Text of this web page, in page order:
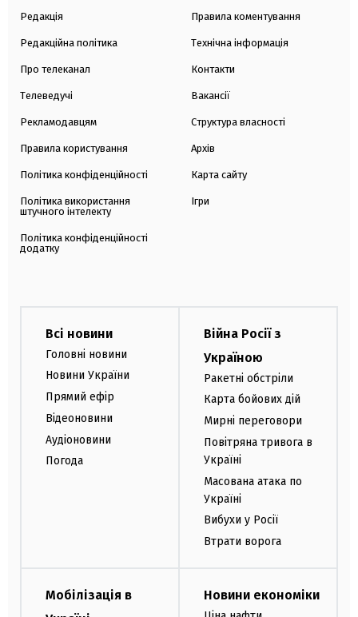
Редакція
Редакційна політика
Про телеканал
Телеведучі
Рекламодавцям
Правила користування
Політика конфіденційності
Політика використання
штучного інтелекту
Політика конфіденційності
додатку
Правила коментування
Технічна інформація
Контакти
Вакансії
Структура власності
Архів
Карта сайту
Ігри
Всі новини
Головні новини
Новини України
Прямий ефір
Відеоновини
Аудіоновини
Погода
Війна Росії з
Україною
Ракетні обстріли
Карта бойових дій
Мирні переговори
Повітряна тривога в
Україні
Масована атака по
Україні
Вибухи у Росії
Втрати ворога
Мобілізація в
Новини економіки